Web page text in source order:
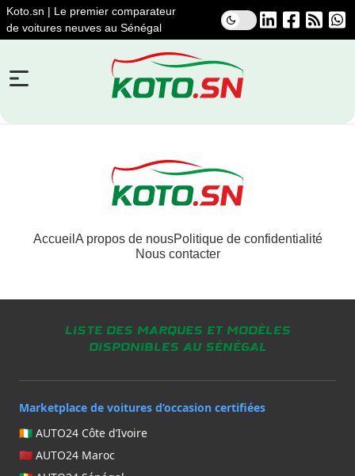
Koto.sn | Le premier comparateur
de voitures neuves au Sénégal
Accueil A propos de nousPolitique de confidentialité
Nous contacter
Liste des marques et modèles
disponibles au Sénégal
Marketplace de voitures d’occasion certifiées
🇨🇮 AUTO24 Côte d’Ivoire
🇲🇦 AUTO24 Maroc